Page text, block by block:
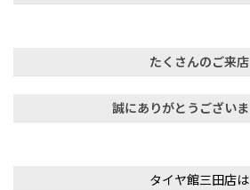
たくさんのご来店
誠にありがとうござい
タイヤ館三田店は